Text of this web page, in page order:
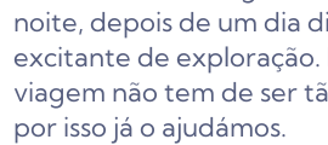
noite, depois de um dia
excitante de exploração.
viagem não tem de ser
por isso já o ajudámos.